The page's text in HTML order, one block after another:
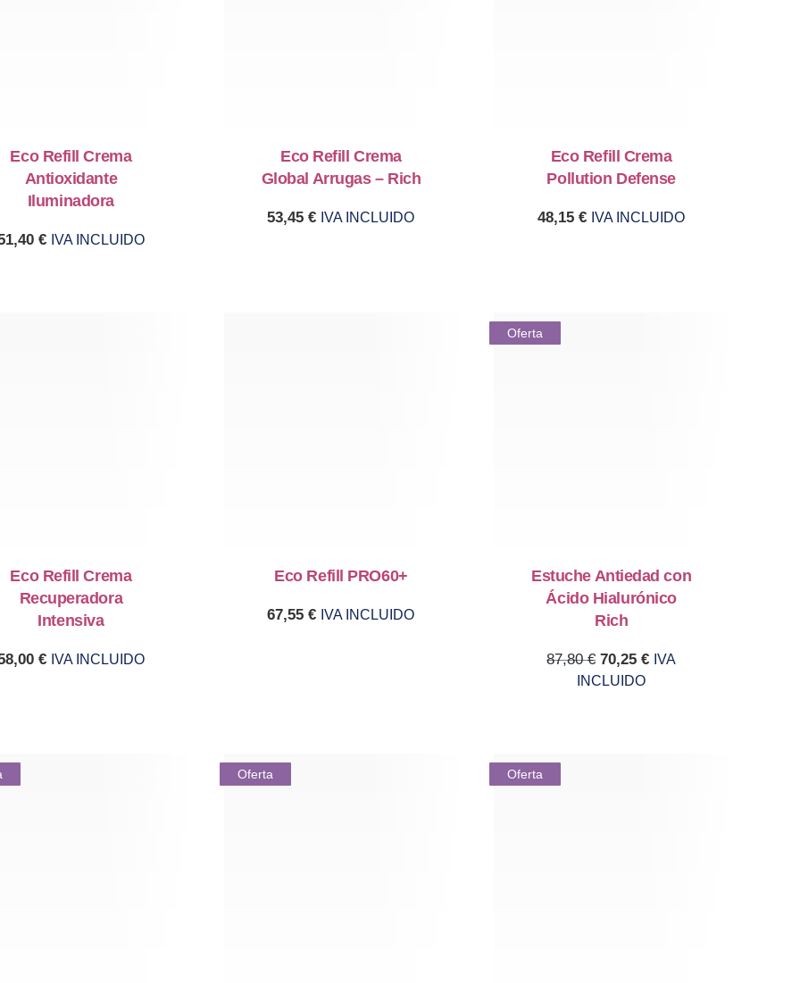
Eco Refill Crema
Antioxidante
Iluminadora
€ IVA INCLUIDO
Eco Refill Crema
Global Arrugas – Rich
53,45€ IVA INCLUIDO
Eco Refill Crema
Pollution Defense
48,15€ IVA INCLUIDO
Eco Refill Crema
Recuperadora
Intensiva
€ IVA INCLUIDO
Eco Refill PRO60+
67,55€ IVA INCLUIDO
Oferta
Estuche Antiedad con
Ácido Hialurónico
Rich
87,80€ Original price was: 87,80 €.
70,25€Current price is:
IVA
INCLUIDO
Oferta Oferta